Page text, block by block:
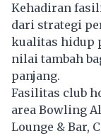
Kehadiran
dari strategi
kualitas hidup
nilai tambah
panjang.
Fasilitas club
area Bowling
Lounge & Bar,